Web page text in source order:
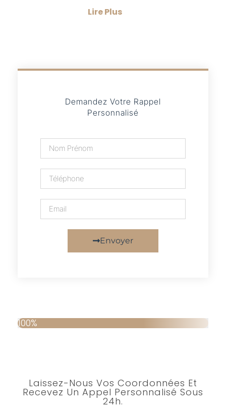
Lire Plus
Demandez Votre Rappel
Personnalisé
Envoyer
100%
Laissez-Nous Vos Coordonnées Et
Recevez Un Appel Personnalisé Sous
24h.